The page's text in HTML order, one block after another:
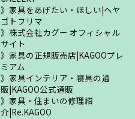
家具をあげたい・ほしい|ヘヤ
ゴトフリマ
株式会社カグー オフィシャル
サイト
家具の正規販売店|KAGOOプレ
ミアム
家具インテリア・寝具の通
販|KAGOO公式通販
家具・住まいの修理紹
介|Re.KAGOO